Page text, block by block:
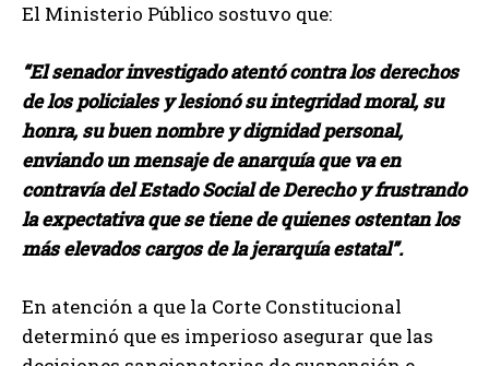
El Ministerio Público sostuvo que:
“El senador investigado atentó contra los derechos
de los policiales y lesionó su integridad moral, su
honra, su buen nombre y dignidad personal,
enviando un mensaje de anarquía que va en
contravía del Estado Social de Derecho y frustrando
la expectativa que se tiene de quienes ostentan los
más elevados cargos de la jerarquía estatal”.
En atención a que la Corte Constitucional
determinó que es imperioso asegurar que las